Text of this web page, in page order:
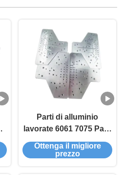
Parti di alluminio
lavorate 6061 7075 Parti
di alluminio per la
lavorazione CNC
Ottenga il migliore
prezzo